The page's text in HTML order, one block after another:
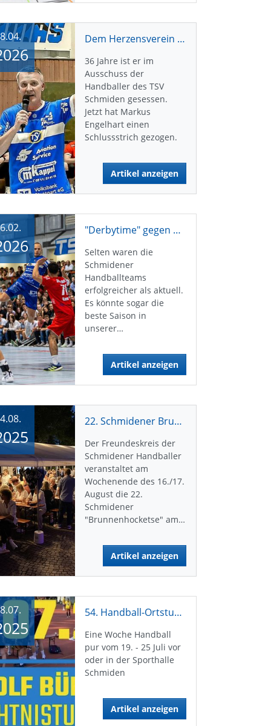
Dem Herzensverein viel zurückgegeben: „Es war eine super schöne Zeit“
36 Jahre ist er im
Ausschuss der
Handballer des TSV
Schmiden gesessen.
Jetzt hat Markus
Engelhart einen
Schlussstrich gezogen.
Artikel anzeigen
"Derbytime" gegen den SV Fellbach
Selten waren die
Schmidener
Handballteams
erfolgreicher als aktuell.
Es könnte sogar die
beste Saison in
unserer…
Artikel anzeigen
22. Schmidener Brunnenhocketse
Der Freundeskreis der
Schmidener Handballer
veranstaltet am
Wochenende des 16./17.
August die 22.
Schmidener
"Brunnenhocketse" am…
Artikel anzeigen
54. Handball-Ortsturnier startet
Eine Woche Handball
pur vom 19. - 25 Juli vor
oder in der Sporthalle
Schmiden
Artikel anzeigen